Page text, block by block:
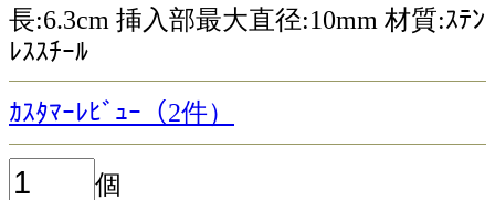
長:6.3cm 挿入部最大直径:10mm 材質:ｽﾃﾝ
ﾚｽｽﾁｰﾙ
ｶｽﾀﾏｰﾚﾋﾞｭｰ（2件）
個